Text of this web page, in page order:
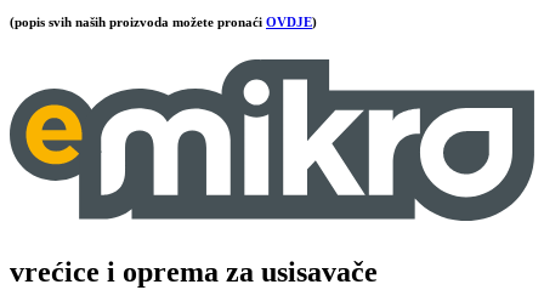
(popis svih naših proizvoda možete pronaći OVDJE)
vrećice i oprema za usisavače